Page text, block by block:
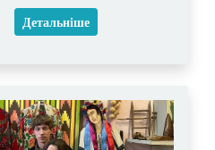
Детальніше